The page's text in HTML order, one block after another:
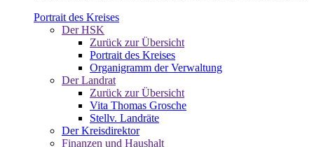
Portrait des Kreises
Der HSK
Zurück zur Übersicht
Portrait des Kreises
Organigramm der Verwaltung
Der Landrat
Zurück zur Übersicht
Vita Thomas Grosche
Stellv. Landräte
Der Kreisdirektor
Finanzen und Haushalt